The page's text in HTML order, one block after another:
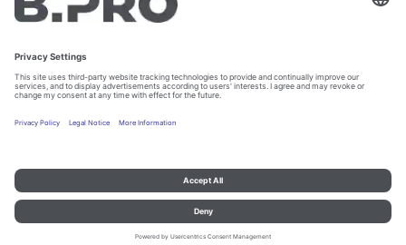
Référence 572432
Colophon et Informations sur la protection des données Contact
© B.PRO Catering Solutions 2023